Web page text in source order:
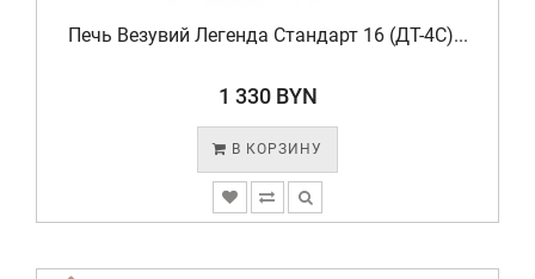
Печь Везувий Легенда Стандарт 16 (ДТ-4C)...
1 330 BYN
В КОРЗИНУ